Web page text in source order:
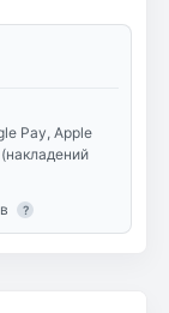
Pay, Apple
?